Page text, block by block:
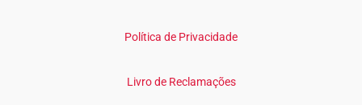
Política de Privacidade
Livro de Reclamações